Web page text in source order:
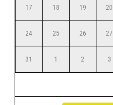
17 18 19 20
24 25 26 27
31 1 2 3